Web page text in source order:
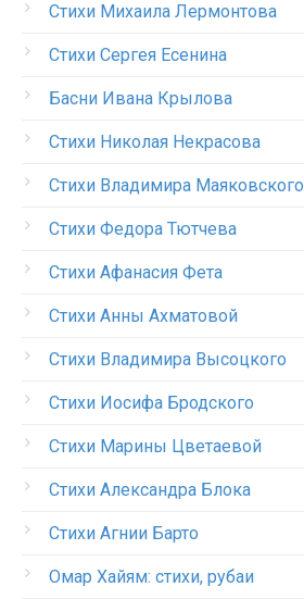
Стихи Михаила Лермонтова
Стихи Сергея Есенина
Басни Ивана Крылова
Стихи Николая Некрасова
Стихи Владимира Маяковского
Стихи Федора Тютчева
Стихи Афанасия Фета
Стихи Анны Ахматовой
Стихи Владимира Высоцкого
Стихи Иосифа Бродского
Стихи Марины Цветаевой
Стихи Александра Блока
Стихи Агнии Барто
Омар Хайям: стихи, рубаи